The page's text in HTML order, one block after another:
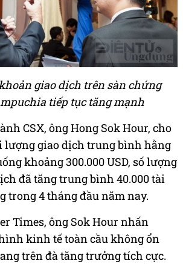
giao dịch trên sàn chứng
tiếp tục tăng mạnh
CSX, ông Hong Sok Hour, cho
lượng giao dịch trung bình hằng
khoảng 300.000 USD, số lượng
đã tăng trung bình 40.000 tài
trong 4 tháng đầu năm nay.
Times, ông Sok Hour nhấn
kinh tế toàn cầu không ổn
trên đà tăng trưởng tích cực.